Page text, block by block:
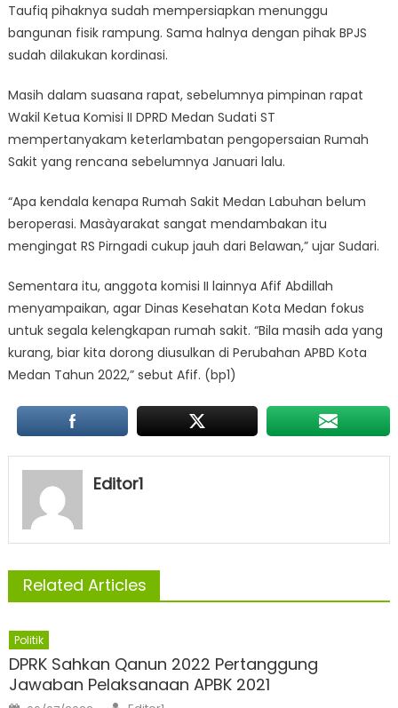
Taufiq pihaknya sudah mempersiapkan menunggu
bangunan fisik rampung. Sama halnya dengan pihak BPJS
sudah dilakukan kordinasi.
Masih dalam suasana rapat, sebelumnya pimpinan rapat
Wakil Ketua Komisi II DPRD Medan Sudati ST
mempertanyakam keterlambatan pengopersaian Rumah
Sakit yang rencana sebelumnya Januari lalu.
“Apa kendala kenapa Rumah Sakit Medan Labuhan belum
beroperasi. Masàyarakat sangat mendambakan itu
mengingat RS Pirngadi cukup jauh dari Belawan,” ujar Sudari.
Sementara itu, anggota komisi II lainnya Afif Abdillah
menyampaikan, agar Dinas Kesehatan Kota Medan fokus
untuk segala kelengkapan rumah sakit. “Bila masih ada yang
kurang, biar kita dorong diusulkan di Perubahan APBD Kota
Medan Tahun 2022,” sebut Afif. (bp1)
Editor1
Related Articles
Politik
DPRK Sahkan Qanun 2022 Pertanggung
Jawaban Pelaksanaan APBK 2021